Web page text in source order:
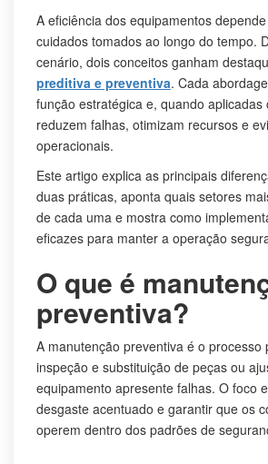
A eficiência dos equipamentos
cuidados tomados ao longo do tempo.
cenário, dois conceitos ganham
preditiva e preventiva. Cada
função estratégica e, quando aplicadas
reduzem falhas, otimizam recursos e
operacionais.
Este artigo explica as principais
duas práticas, aponta quais setores
de cada uma e mostra como
eficazes para manter a operação
O que é
preventiva?
A manutenção preventiva é o processo
inspeção e substituição de peças ou
equipamento apresente falhas. O foco
desgaste acentuado e garantir que os
operem dentro dos padrões de